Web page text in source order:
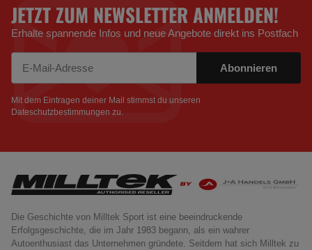
JETZT ZUM NEWSLETTER ANMELDEN!
Erhalte spannende Infos und neue Angebote direkt ins Postfach
Abonnieren
Mit dem Eintragen deiner Mail stimmst du unseren
Dateschutzbestimmungen zu.
Die Geschichte von Milltek Sport ist eine beeindruckende
Erfolgsgeschichte, die im Jahr 1983 begann, als ein wahrer
Autoenthusiast das Unternehmen gründete. Seitdem hat sich Milltek zu